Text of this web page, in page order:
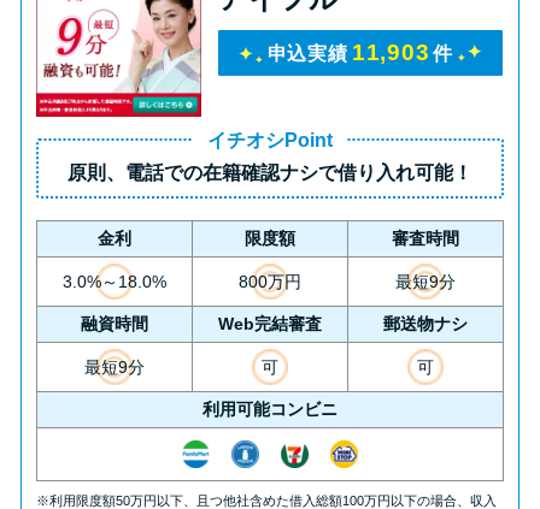
申込実績 11,903 件
イチオシPoint
原則、 電話での在籍確認ナシで借り入れ可能！
金利 限度額 審査時間
3.0%～18.0% 800万円 最短9分
融資時間 Web完結審査 郵送物ナシ
最短9分 可 可
利用可能コンビニ
※利用限度額50万円以下、且つ他社含めた借入総額100万円以下の場合、収入